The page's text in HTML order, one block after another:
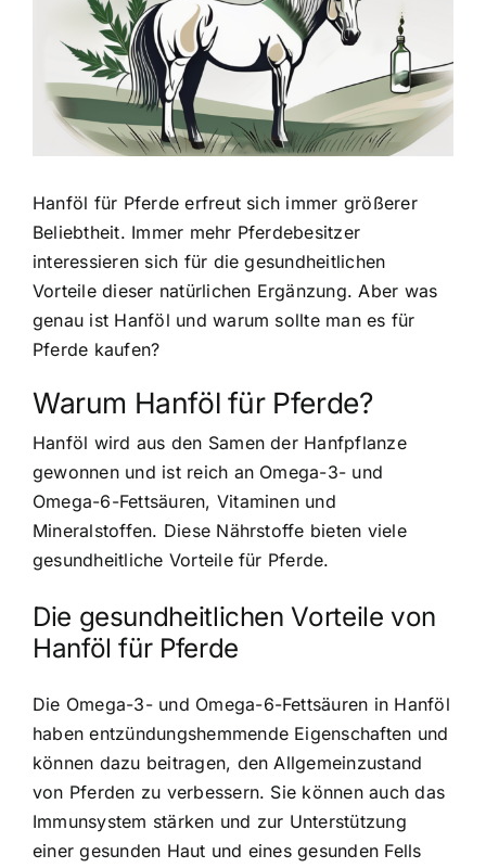
Hanföl für Pferde erfreut sich immer größerer
Beliebtheit. Immer mehr Pferdebesitzer
interessieren sich für die gesundheitlichen
Vorteile dieser natürlichen Ergänzung. Aber was
genau ist Hanföl und warum sollte man es für
Pferde kaufen?
Warum Hanföl für Pferde?
Hanföl wird aus den Samen der Hanfpflanze
gewonnenund ist reich an Omega-3- und
Omega-6-Fettsäuren, Vitaminen und
Mineralstoffen. Diese Nährstoffe bieten viele
gesundheitliche Vorteile für Pferde.
Die gesundheitlichen Vorteile von
Hanföl für Pferde
Die Omega-3- und Omega-6-Fettsäuren in Hanföl
haben entzündungshemmende Eigenschaften und
können dazu beitragen, den Allgemeinzustand
von Pferden zu verbessern. Sie können auch das
Immunsystem stärken und zur Unterstützung
einer gesunden Haut und eines gesunden Fells